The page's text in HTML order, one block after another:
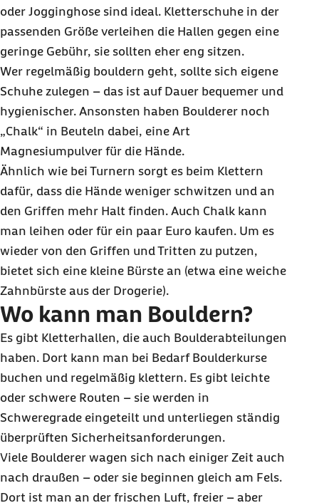
oder Jogginghose sind ideal. Kletterschuhe in der
passenden Größe verleihen die Hallen gegen eine
geringe Gebühr, sie sollten eher eng sitzen.
Wer regelmäßig bouldern geht, sollte sich eigene
Schuhe zulegen – das ist auf Dauer bequemer und
hygienischer. Ansonsten haben Boulderer noch
„Chalk“ in Beuteln dabei, eine Art
Magnesiumpulver für die Hände.
Ähnlich wie bei Turnern sorgt es beim Klettern
dafür, dass die Hände weniger schwitzen und an
den Griffen mehr Halt finden. Auch Chalk kann
man leihen oder für ein paar Euro kaufen. Um es
wieder von den Griffen und Tritten zu putzen,
bietet sich eine kleine Bürste an (etwa eine weiche
Zahnbürste aus der Drogerie).
Wo kann man Bouldern?
Es gibt Kletterhallen, die auch Boulderabteilungen
haben. Dort kann man bei Bedarf Boulderkurse
buchen und regelmäßig klettern. Es gibt leichte
oder schwere Routen – sie werden in
Schweregrade eingeteilt und unterliegen ständig
überprüften Sicherheitsanforderungen.
Viele Boulderer wagen sich nach einiger Zeit auch
nach draußen – oder sie beginnen gleich am Fels.
Dort ist man an der frischen Luft, freier – aber